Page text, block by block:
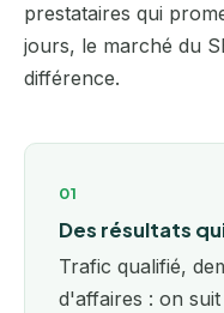
prestataires qui
jours, le marché du
différence.
01
Des résultats
Trafic qualifié,
d'affaires : on